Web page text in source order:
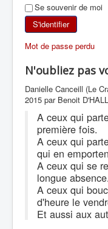
SKI DE
RANDONNÉE
Se souvenir de moi
S'identifier
Mot de passe perdu
N'oubliez pas
Danielle Canceill (Le
2015 par Benoit
A ceux qui
première fois.
A ceux qui
qui en
A ceux qui se
longue absence.
A ceux qui
d'heure le
Et aussi aux